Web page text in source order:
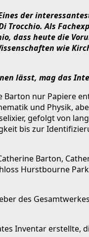
der
Als
dass heute die
wie
lässt, mag das
nur Papiere
und Physik,
gefolgt von
bis zur
Barton,
Hurstbourne
des
Inventar erstellte,